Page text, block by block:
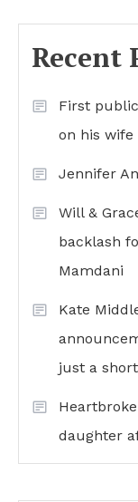
Recent
First
on his
Jennifer
Will &
backlash
Mamdani
Kate
just a
daughter